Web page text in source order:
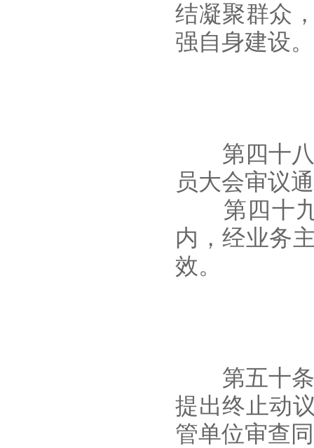
结凝聚群众
强自身建设。
第四十八
员大会审议
第四十九
内，经业务
效。
第五十条
提出终止动
管单位审查